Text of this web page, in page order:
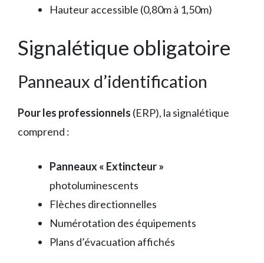
Hauteur accessible (0,80m à 1,50m)
Signalétique obligatoire
Panneaux d’identification
Pour les professionnels (ERP), la signalétique
comprend :
Panneaux « Extincteur »
photoluminescents
Flèches directionnelles
Numérotation des équipements
Plans d’évacuation affichés